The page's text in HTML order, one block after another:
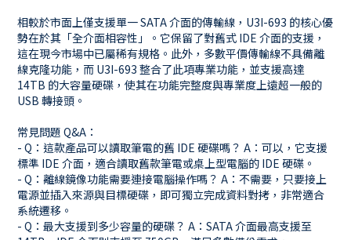
相較於市面上僅支援單一 SATA 介面的傳輸線，U3I-693 的核心優
勢在於其「全介面相容性」。它保留了對舊式 IDE 介面的支援，
這在現今市場中已屬稀有規格。此外，多數平價傳輸線不具備離
線克隆功能，而 U3I-693 整合了此項專業功能，並支援高達
14TB 的大容量硬碟，使其在功能完整度與專業度上遠超一般的
USB 轉接頭。
常見問題 Q&A：
- Q：這款產品可以讀取筆電的舊 IDE 硬碟嗎？ A：可以，它支援
標準 IDE 介面，適合讀取舊款筆電或桌上型電腦的 IDE 硬碟。
- Q：離線鏡像功能需要連接電腦操作嗎？ A：不需要，只要接上
電源並插入來源與目標硬碟，即可獨立完成資料對拷，非常適合
系統遷移。
- Q：最大支援到多少容量的硬碟？ A：SATA 介面最高支援至